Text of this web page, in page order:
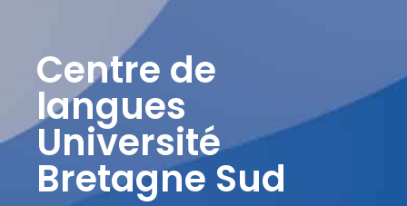
Centre de
langues
Université
Bretagne Sud